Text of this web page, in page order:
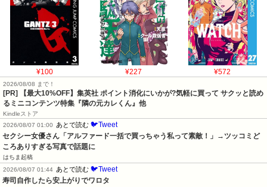
¥100 ¥227 ¥572
2026/08/08 まで！
[PR] 【最大10%OFF】集英社 ポイント消化にいかが?気軽に買って サクッと読め
るミニコンテンツ特集『隣の元カレくん』他
Kindleストア
2026/08/07 01:00
あとで読む 🐦Tweet
セクシー女優さん「アルファード一括で買っちゃう私って素敵！」→ツッコミど
ころありすぎる写真で話題に
はちま起稿
2026/08/07 01:44 あとで読む 🐦Tweet
寿司自作したら安上がりでワロタ